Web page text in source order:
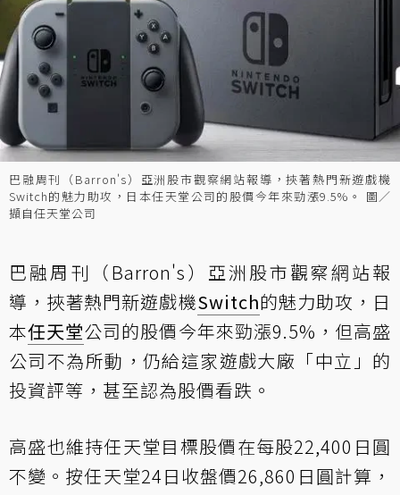
巴融周刊（Barron's）亞洲股市觀察網站報導，挾著熱門新遊戲機
Switch的魅力助攻，日本任天堂公司的股價今年來勁漲9.5%。 圖／
擷自任天堂公司
巴融周刊（Barron's）亞洲股市觀察網站報
導，挾著熱門新遊戲機Switch的魅力助攻，日
本任天堂公司的股價今年來勁漲9.5%，但高盛
公司不為所動，仍給這家遊戲大廠「中立」的
投資評等，甚至認為股價看跌。
高盛也維持任天堂目標股價在每股22,400日圓
不變。按任天堂24日收盤價26,860日圓計算，